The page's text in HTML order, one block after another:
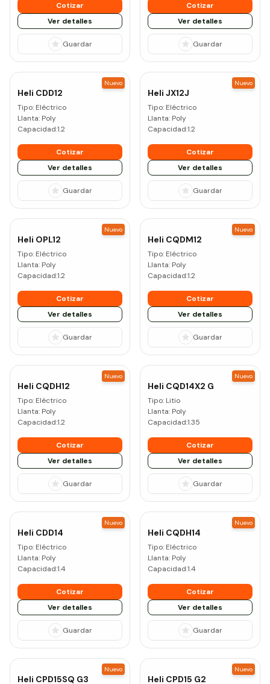
Cotizar
Ver detalles
Guardar
Cotizar
Ver detalles
Guardar
Heli CDD12
Tipo: Eléctrico
Llanta: Poly
Capacidad:1.2
Cotizar
Ver detalles
Guardar
Nuevo
Heli JX12J
Tipo: Eléctrico
Llanta: Poly
Capacidad:1.2
Cotizar
Ver detalles
Guardar
Nuevo
Heli OPL12
Tipo: Eléctrico
Llanta: Poly
Capacidad:1.2
Cotizar
Ver detalles
Guardar
Nuevo
Heli CQDM12
Tipo: Eléctrico
Llanta: Poly
Capacidad:1.2
Cotizar
Ver detalles
Guardar
Nuevo
Heli CQDH12
Tipo: Eléctrico
Llanta: Poly
Capacidad:1.2
Cotizar
Ver detalles
Guardar
Nuevo
Heli CQD14X2 G
Tipo: Litio
Llanta: Poly
Capacidad:1.35
Cotizar
Ver detalles
Guardar
Nuevo
Heli CDD14
Tipo: Eléctrico
Llanta: Poly
Capacidad:1.4
Cotizar
Ver detalles
Guardar
Nuevo
Heli CQDH14
Tipo: Eléctrico
Llanta: Poly
Capacidad:1.4
Cotizar
Ver detalles
Guardar
Nuevo
Heli CPD15SQ G3
Nuevo
Heli CPD15 G2
Nuevo